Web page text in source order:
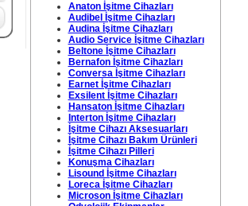
Anaton İşitme Cihazları
Audibel İşitme Cihazları
Audina İşitme Cihazları
Audio Service İşitme Cihazları
Beltone İşitme Cihazları
Bernafon İşitme Cihazları
Conversa İşitme Cihazları
Earnet İşitme Cihazları
Exsilent İşitme Cihazları
Hansaton İşitme Cihazları
Interton İşitme Cihazları
İşitme Cihazı Aksesuarları
İşitme Cihazı Bakım Ürünleri
İşitme Cihazı Pilleri
Konuşma Cihazları
Lisound İşitme Cihazları
Loreca İşitme Cihazları
Microson İşitme Cihazları